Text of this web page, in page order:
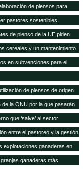
de piensos para
pastores sostenibles
de pienso de la UE piden
cereales y un mantenimiento
10 años según FAO/OCDE
en subvenciones para el
de piensos de origen
la ONU por la que pasarán
año
que ‘salve’ al sector
entre el pastoreo y la gestión
explotaciones ganaderas en
ganaderas más